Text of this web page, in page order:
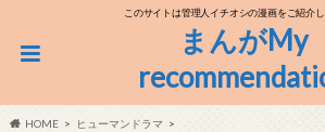
このサイトは管理人イチオシの漫画をご紹介
まんがMy
HOME
ヒューマンドラマ